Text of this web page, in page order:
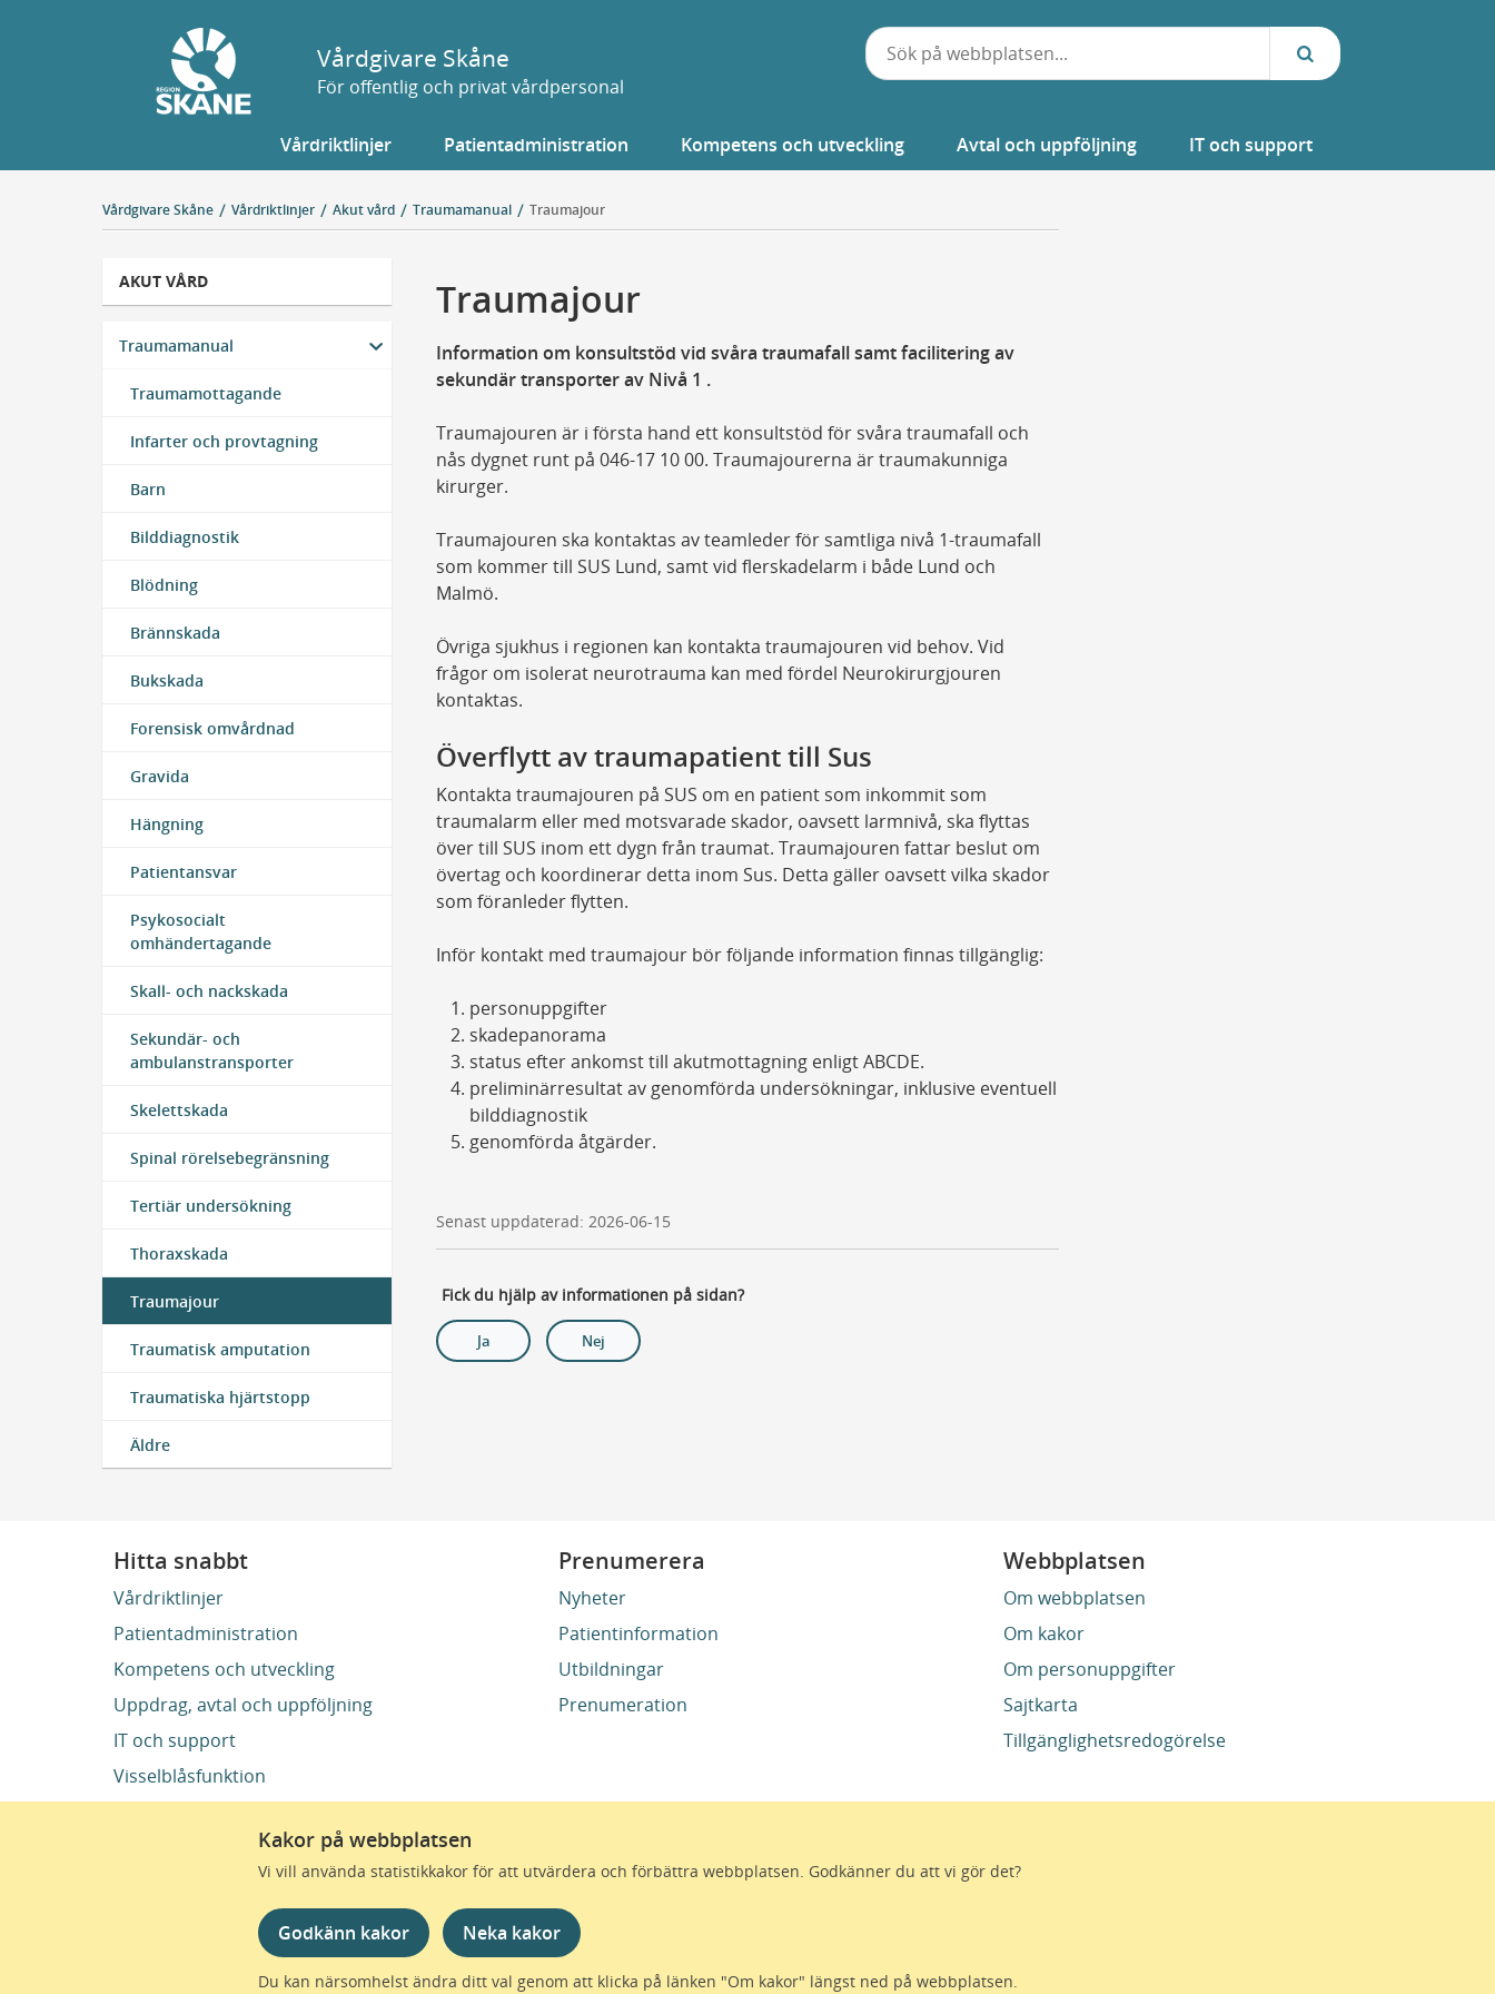
Kakor på webbplatsen
Vi vill använda statistikkakor för att utvärdera och förbättra webbplatsen. Godkänner du att vi gör det?
Godkänn kakor Neka kakor
Du kan närsomhelst ändra ditt val genom att klicka på länken "Om kakor" längst ned på webbplatsen.
Vårdgivare Skåne
För offentlig och privat vårdpersonal
Vårdriktlinjer Patientadministration Kompetens och utveckling Avtal och uppföljning IT och support
Vårdgivare Skåne Vårdriktlinjer Akut vård Traumamanual Traumajour
AKUT VÅRD
Traumamanual
Traumamottagande
Infarter och provtagning
Barn
Bilddiagnostik
Blödning
Brännskada
Bukskada
Forensisk omvårdnad
Gravida
Hängning
Patientansvar
Psykosocialt
omhändertagande
Skall- och nackskada
Sekundär- och
ambulanstransporter
Skelettskada
Spinal rörelsebegränsning
Tertiär undersökning
Thoraxskada
Traumajour
Traumatisk amputation
Traumatiska hjärtstopp
Äldre
Traumajour
Information om konsultstöd vid svåra traumafall samt facilitering av
sekundär transporter av Nivå 1 .
Traumajouren är i första hand ett konsultstöd för svåra traumafall och
nås dygnet runt på 046-17 10 00. Traumajourerna är traumakunniga
kirurger.
Traumajouren ska kontaktas av teamleder för samtliga nivå 1-traumafall
som kommer till SUS Lund, samt vid flerskadelarm i både Lund och
Malmö.
Övriga sjukhus i regionen kan kontakta traumajouren vid behov. Vid
frågor om isolerat neurotrauma kan med fördel Neurokirurgjouren
kontaktas.
Överflytt av traumapatient till Sus
Kontakta traumajouren på SUS om en patient som inkommit som
traumalarm eller med motsvarade skador, oavsett larmnivå, ska flyttas
över till SUS inom ett dygn från traumat. Traumajouren fattar beslut om
övertag och koordinerar detta inom Sus. Detta gäller oavsett vilka skador
som föranleder flytten.
Inför kontakt med traumajour bör följande information finnas tillgänglig:
personuppgifter
skadepanorama
status efter ankomst till akutmottagning enligt ABCDE.
preliminärresultat av genomförda undersökningar, inklusive eventuell
bilddiagnostik
genomförda åtgärder.
Senast uppdaterad: 2026-06-15
Fick du hjälp av informationen på sidan?
Ja Nej
Hitta snabbt
Vårdriktlinjer
Patientadministration
Kompetens och utveckling
Uppdrag, avtal och uppföljning
IT och support
Visselblåsfunktion
Prenumerera
Nyheter
Patientinformation
Utbildningar
Prenumeration
Webbplatsen
Om webbplatsen
Om kakor
Om personuppgifter
Sajtkarta
Tillgänglighetsredogörelse
omtanke skapas de bästa förutsättningar för ett hälsosamt liv – inom näringsliv, kollektivtrafik, kultur och hälso- och
sjukvård – i Skåne. Tillsammans gör vi livet mera möjligt.